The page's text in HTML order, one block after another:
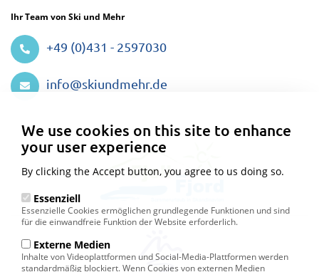
Ihr Team von Ski und Mehr
+49 (0)431 - 2597030
info@skiundmehr.de
We use cookies on this site to enhance
your user experience
By clicking the Accept button, you agree to us doing so.
Essenziell
Essenzielle Cookies ermöglichen grundlegende Funktionen und sind
für die einwandfreie Funktion der Website erforderlich.
Externe Medien
Inhalte von Videoplattformen und Social-Media-Plattformen werden
standardmäßig blockiert. Wenn Cookies von externen Medien